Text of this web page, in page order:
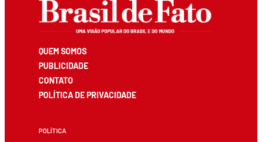
QUEM SOMOS
PUBLICIDADE
CONTATO
POLÍTICA DE PRIVACIDADE
POLÍTICA